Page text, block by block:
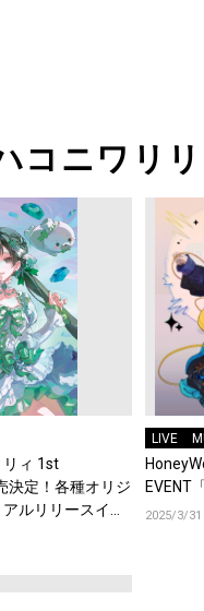
コニワリリ
リィ 1st
決定！各種オリジ
ルリリースイベ
LIVE
EVENT
2025/3/31